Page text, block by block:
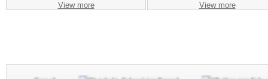
View more
View more